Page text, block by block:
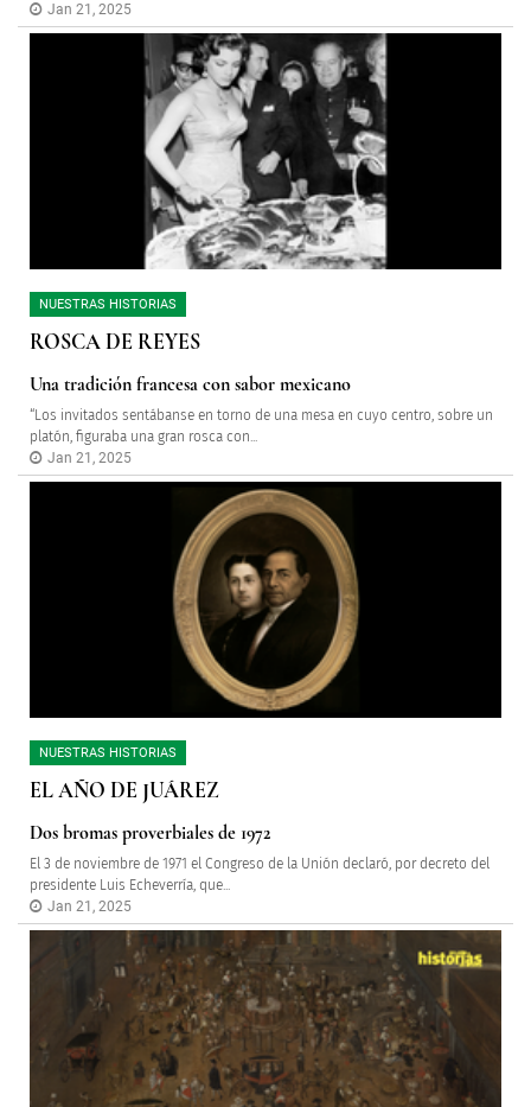
Jan 21, 2025
NUESTRAS HISTORIAS
ROSCA DE REYES
Una tradición francesa con sabor mexicano
“Los invitados sentábanse en torno de una mesa en cuyo centro, sobre un
platón, figuraba una gran rosca con...
Jan 21, 2025
NUESTRAS HISTORIAS
EL AÑO DE JUÁREZ
Dos bromas proverbiales de 1972
El 3 de noviembre de 1971 el Congreso de la Unión declaró, por decreto del
presidente Luis Echeverría, que...
Jan 21, 2025